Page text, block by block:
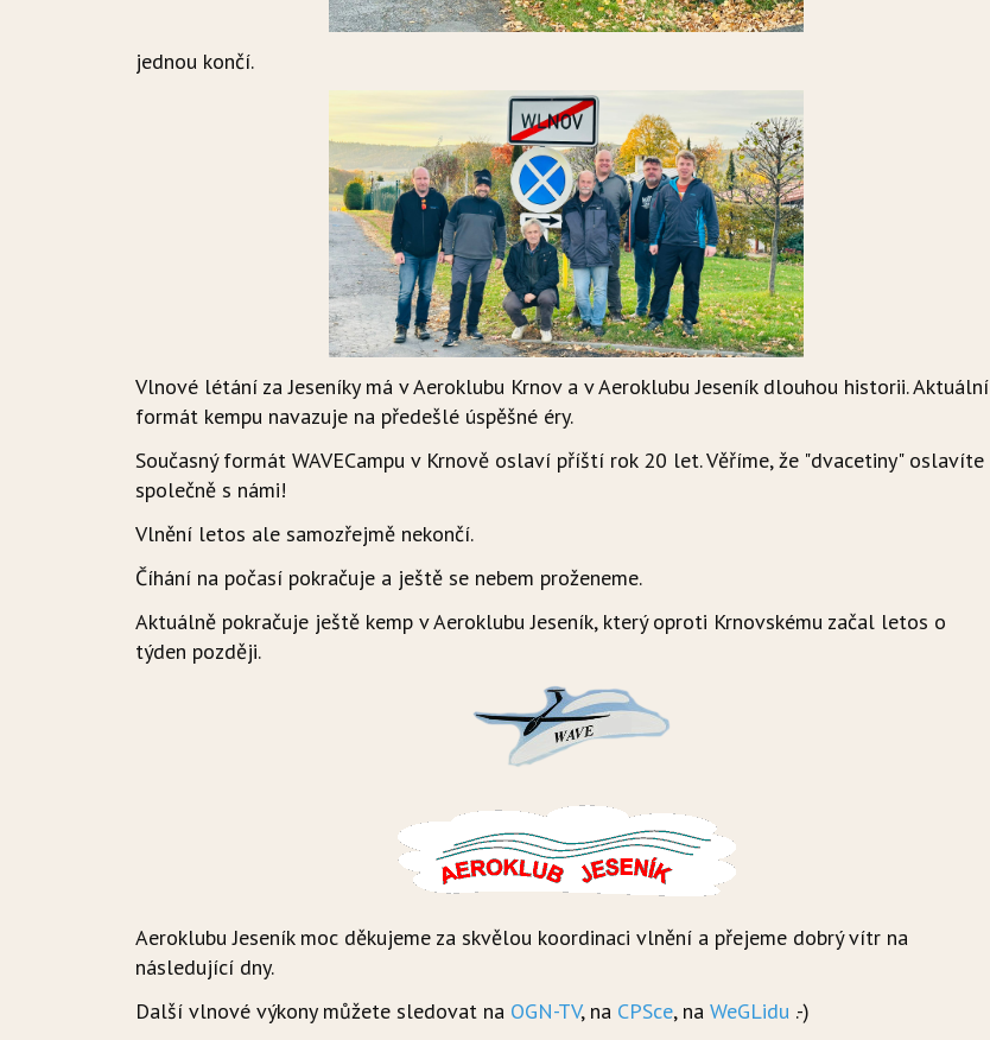
jednou končí.
Vlnové létání za Jeseníky má v Aeroklubu Krnov a v Aeroklubu Jeseník dlouhou historii. Aktuální
formát kempu navazuje na předešlé úspěšné éry.
Současný formát WAVECampu v Krnově oslaví příští rok 20 let. Věříme, že "dvacetiny" oslavíte
společně s námi!
Vlnění letos ale samozřejmě nekončí.
Číhání na počasí pokračuje a ještě se nebem proženeme.
Aktuálně pokračuje ještě kemp v Aeroklubu Jeseník, který oproti Krnovskému začal letos o
týden později.
Aeroklubu Jeseník moc děkujeme za skvělou koordinaci vlnění a přejeme dobrý vítr na
následující dny.
Další vlnové výkony můžete sledovat na OGN-TV, na CPSce, na WeGLidu .-)